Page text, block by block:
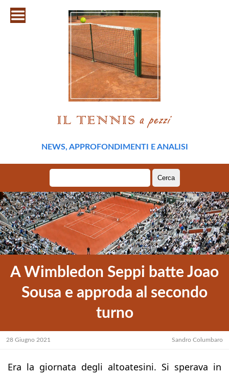
NEWS, APPROFONDIMENTI E ANALISI
per:
A Wimbledon Seppi batte Joao
Sousa e approda al secondo
turno
28 Giugno 2021 Sandro Columbaro
Era la giornata degli altoatesini. Si sperava in